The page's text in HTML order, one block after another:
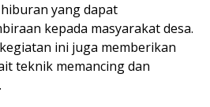
yang dapat
kepada masyarakat desa.
ini juga memberikan
teknik memancing dan